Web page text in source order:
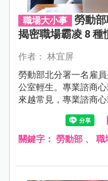
職場大小事
勞動
揭密職場霸凌 8
作者： 林宜屏
勞動部北分署一名雇
公室輕生。專業諮商
來越常見，專業諮商
手段，教你打造堅強
關鍵字： 勞動部、 職